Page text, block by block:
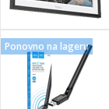
osigurači
Ponovno na lageru